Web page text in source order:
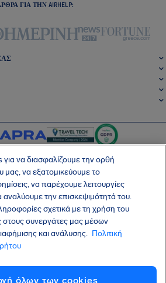
ΓΙΑ ΤΗΝ AIRHELP:
SocialFacebook
SocialTwitter
SocialInstagram
SocialLinkedin
ΤΗ ΔΩΡΕΆΝ ΕΦΑΡΜΟΓΉ ΜΑΣ
Απορρήτου Imprint
να διασφαλίζουμε την ορθή
μας, να εξατομικεύουμε το
να παρέχουμε λειτουργίες
αναλύουμε την επισκεψιμότητά του.
σχετικά με τη χρήση του
στους συνεργάτες μας μέσων
και ανάλυσης. Πολιτική
όλων των cookies